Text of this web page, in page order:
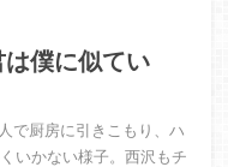
僕に似てい
で厨房に引きこもり、ハ
いかない様子。西沢もチ